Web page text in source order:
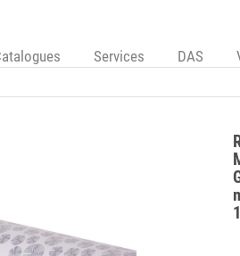
Services DAS